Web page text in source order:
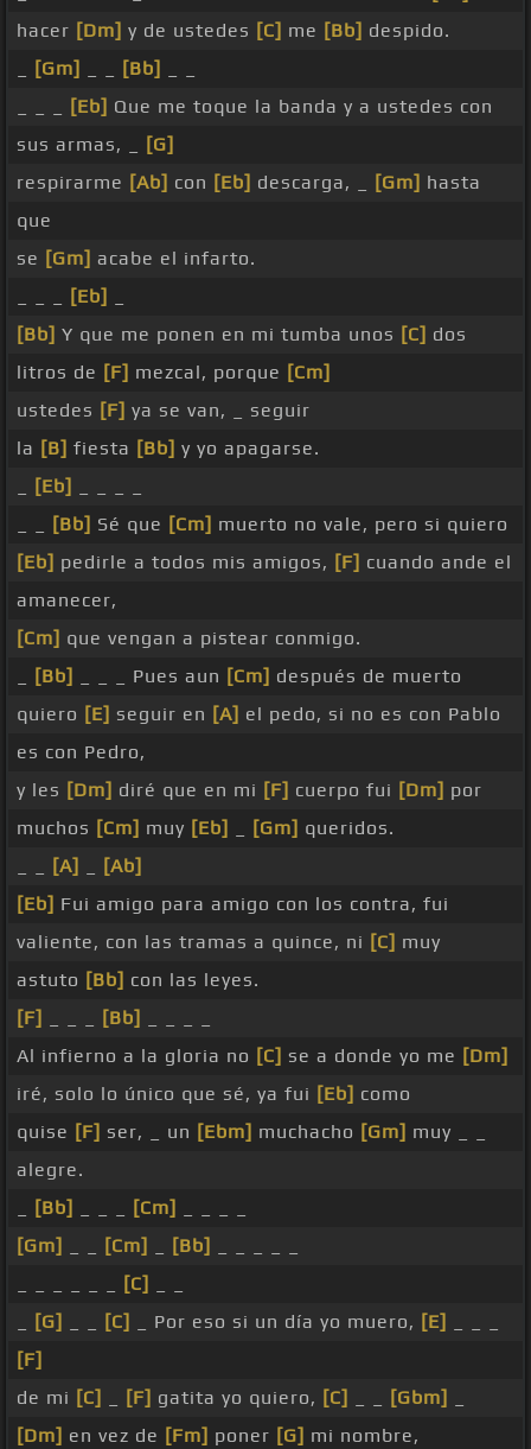
hacer [Dm] y de ustedes [C] me [Bb] despido.
[Gm] [Bb]
[Eb] Que me toque la banda y a ustedes con
sus armas, _
[G]
respirarme [Ab] con [Eb] descarga, _ [Gm] hasta
que
se [Gm] acabe el infarto.
[Eb]
[Bb] Y que me ponen en mi tumba unos [C] dos
litros de [F] mezcal, porque [Cm]
ustedes [F] ya se van, _ seguir
la [B] fiesta [Bb] y yo apagarse.
[Eb]
[Bb] Sé que [Cm] muerto no vale, pero si quiero
[Eb] pedirle a todos mis amigos, [F] cuando ande el
amanecer,
[Cm] que vengan a pistear conmigo.
[Bb] _ _ _ Pues aun [Cm] después de muerto
quiero [E] seguir en [A] el pedo, si no es con Pablo
es con Pedro,
y les [Dm] diré que en mi [F] cuerpo fui [Dm] por
muchos [Cm] muy [Eb] [Gm] queridos.
[A]
[Ab]
[Eb] Fui amigo para amigo con los contra, fui
valiente, con las tramas a quince, ni [C] muy
astuto [Bb] con las leyes.
[F]
[Bb]
Al infierno a la gloria no [C] se a donde yo me [Dm]
iré, solo lo único que sé, ya fui [Eb] como
quise [F] ser, _ un [Ebm] muchacho [Gm] muy _ _
alegre.
[Bb] [Cm]
[Gm]
[Cm] [Bb]
[C]
[G] [C] _ Por eso si un día yo muero, [E]
[F]
de mi [C] [F] gatita yo quiero, [C] [Gbm]
[Dm] en vez de [Fm] poner [G] mi nombre,